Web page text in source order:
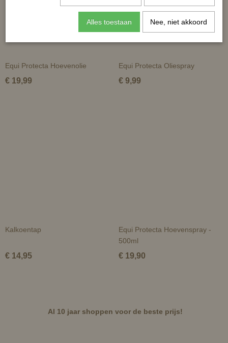
Equi Protecta Hoevenolie
€ 19,99
Equi Protecta Oliespray
€ 9,99
Kalkoentap
€ 14,95
Equi Protecta Hoevenspray -
500ml
€ 19,90
Al 10 jaar shoppen voor de beste prijs!
Alles toestaan Nee, niet akkoord